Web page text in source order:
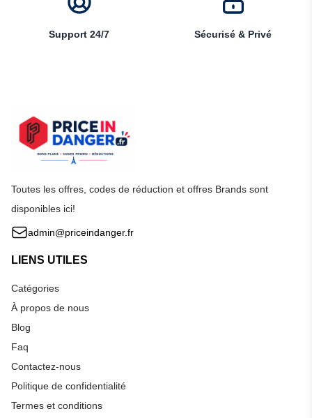
Support 24/7 Sécurisé & Privé
Toutes les offres, codes de réduction et offres Brands sont
disponibles ici!
admin@priceindanger.fr
LIENS UTILES
Catégories
À propos de nous
Blog
Faq
Contactez-nous
Politique de confidentialité
Termes et conditions